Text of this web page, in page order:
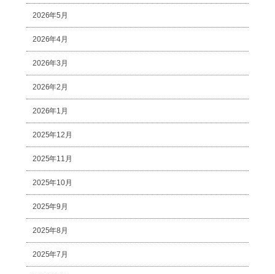
2026年5月
2026年4月
2026年3月
2026年2月
2026年1月
2025年12月
2025年11月
2025年10月
2025年9月
2025年8月
2025年7月